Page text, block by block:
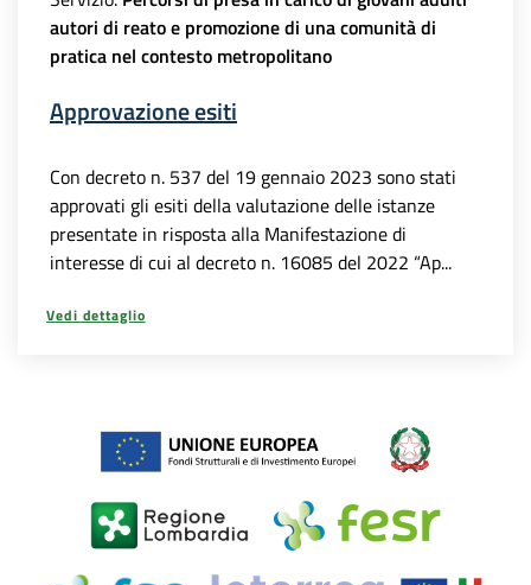
autori di reato e promozione di una comunità di
pratica nel contesto metropolitano
Approvazione esiti
Con decreto n. 537 del 19 gennaio 2023 sono stati
approvati gli esiti della valutazione delle istanze
presentate in risposta alla Manifestazione di
interesse di cui al decreto n. 16085 del 2022 “Ap...
Vedi dettaglio